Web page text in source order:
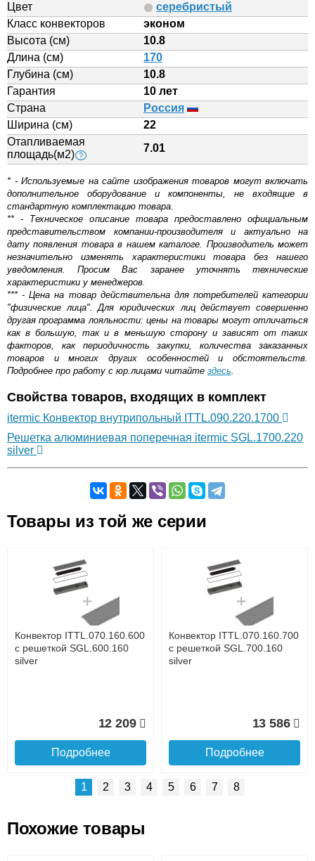
Цвет
серебристый
Класс конвекторов
эконом
Высота (см)
10.8
Длина (см)
170
Глубина (см)
10.8
Гарантия
10 лет
Страна
Россия
Ширина (см)
22
Отапливаемая
площадь(м2) ?
7.01
* - Используемые на сайте изображения товаров могут включать
дополнительное оборудование и компоненты, не входящие в
стандартную комплектацию товара.
** - Техническое описание товара предоставлено официальным
представительством компании-производителя и актуально на
дату появления товара в нашем каталоге. Производитель может
незначительно изменять характеристики товара без нашего
уведомления. Просим Вас заранее уточнять технические
характеристики у менеджеров.
*** - Цена на товар действительна для потребителей категории
"физические лица". Для юридических лиц действует совершенно
другая программа лояльности: цены на товары могут отличаться
как в большую, так и в меньшую сторону и зависят от таких
факторов, как периодичность закупки, количества заказанных
товаров и многих других особенностей и обстоятельств.
Подробнее про работу с юр.лицами читайте здесь.
Свойства товаров, входящих в комплект
itermic Конвектор внутрипольный ITTL.090.220.1700
Решетка алюминиевая поперечная itermic SGL.1700.220
silver
Оставьте отзыв
Доставка сантехники по Москве и Московской области
Наличный расчёт
Банковской картой на сайте в режиме реального
времени
Банковской картой при получении товара как при
доставке, так и самовывозом
Интернет-деньгами (Yandex-деньги, Web-money,
Qiwi-кошельки и другие).
Безналичный расчёт (возможно и с НДС)
Товары из той же серии
Конвектор ITTL.070.160.600
с решеткой SGL.600.160
silver
12 209
Подробнее
Конвектор ITTL.070.160.700
с решеткой SGL.700.160
silver
13 586
Подробнее
1 2 3 4 5 6 7 8
Похожие товары